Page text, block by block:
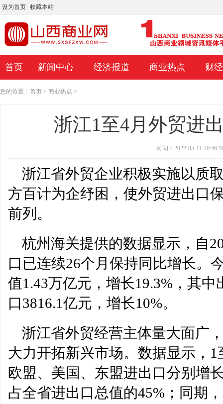
设为首页 收藏本站
首页 新闻中心 经济报道 商业热点 财
您的位置： 首页 > 商业热点 >
浙江1至4月外贸进
时间：2022-05-11
浙江省外贸企业积极实施以质
方百计为企纾困，使外贸进出口
前列。
杭州海关提供的数据显示，自
口已连续26个月保持同比增长。
值1.43万亿元，增长19.3%，其
口3816.1亿元，增长10%。
浙江省外贸经营主体量大面广
大力开拓新兴市场。数据显示，
欧盟、美国、东盟进出口分别增
占全省进出口总值的45%；同期